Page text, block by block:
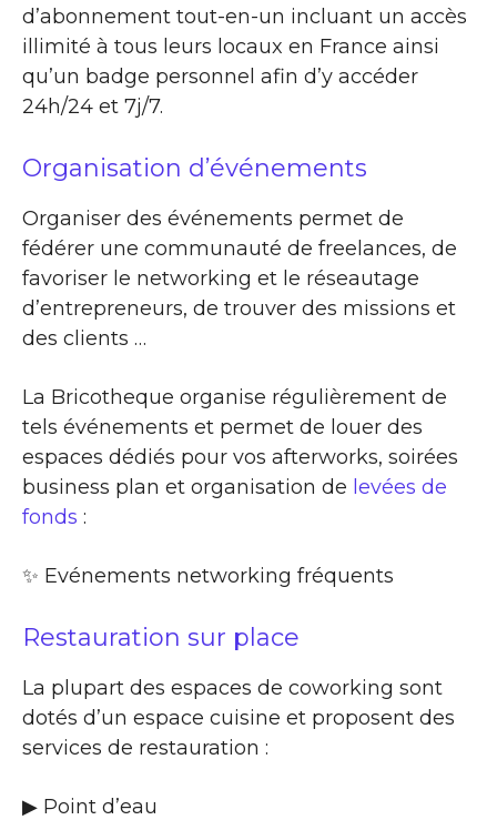
d’abonnement tout-en-un incluant un accès
illimité à tous leurs locaux en France ainsi
qu’un badge personnel afin d’y accéder
24h/24 et 7j/7.
Organisation d’événements
Organiser des événements permet de
fédérer une communauté de freelances, de
favoriser le networking et le réseautage
d’entrepreneurs, de trouver des missions et
des clients …
La Bricotheque organise régulièrement de
tels événements et permet de louer des
espaces dédiés pour vos afterworks, soirées
business plan et organisation de levées de
fonds :
✨​ Evénements networking fréquents
Restauration sur place
La plupart des espaces de coworking sont
dotés d’un espace cuisine et proposent des
services de restauration :
▶​ Point d’eau